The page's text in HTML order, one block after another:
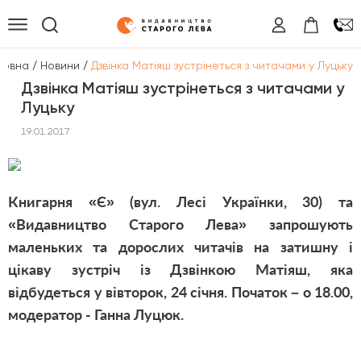
/ Новини / Дзвінка Матіяш зустрінеться з читачами у Луцьку
Дзвінка Матіяш зустрінеться з читачами у
Луцьку
19.01.2017
Книгарня «Є» (вул. Лесі Українки, 30) та
«Видавництво Старого Лева» запрошують
маленьких та дорослих читачів на затишну і
цікаву зустріч із Дзвінкою Матіяш, яка
відбудеться у вівторок, 24 січня. Початок – о 18.00,
модератор - Ганна Луцюк.